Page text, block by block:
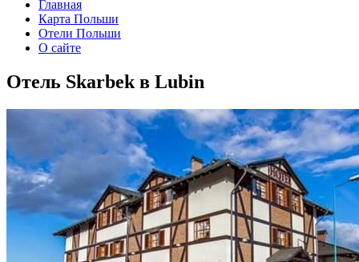
Главная
Карта Польши
Отели Польши
О сайте
Отель Skarbek в Lubin